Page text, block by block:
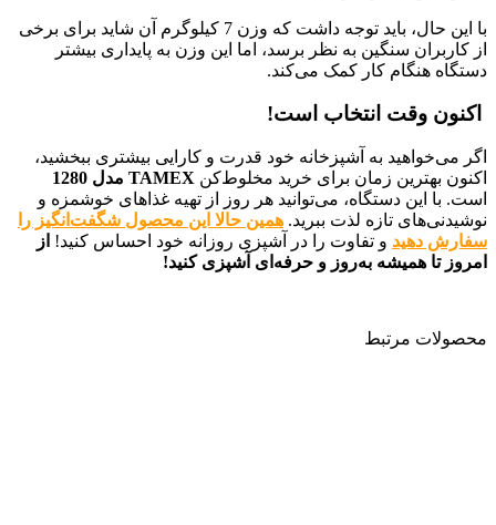
با این حال، باید توجه داشت که وزن 7 کیلوگرم آن شاید برای برخی
از کاربران سنگین به نظر برسد، اما این وزن به پایداری بیشتر
دستگاه هنگام کار کمک می‌کند.
اکنون وقت انتخاب است!
اگر می‌خواهید به آشپزخانه خود قدرت و کارایی بیشتری ببخشید،
اکنون بهترین زمان برای خرید مخلوط‌کن TAMEX مدل 1280
است. با این دستگاه، می‌توانید هر روز از تهیه غذاهای خوشمزه و
نوشیدنی‌های تازه لذت ببرید. همین حالا این محصول شگفت‌انگیز را
سفارش دهید و تفاوت را در آشپزی روزانه خود احساس کنید! از
امروز تا همیشه به‌روز و حرفه‌ای آشپزی کنید!
محصولات مرتبط